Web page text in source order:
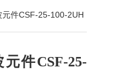
件CSF-25-100-2UH
件CSF-25-